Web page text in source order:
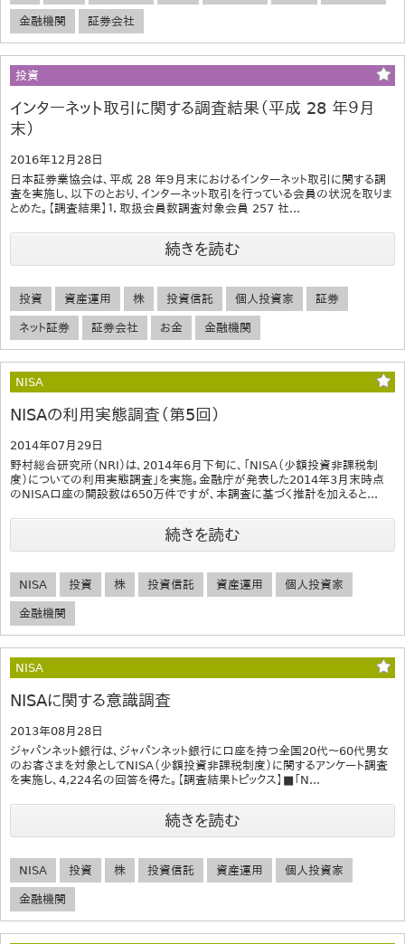
金融機関 証券会社
投資
インターネット取引に関する調査結果（平成 28 年９月
末）
2016年12月28日
日本証券業協会は、平成 28 年９月末におけるインターネット取引に関する調
査を実施し、以下のとおり、インターネット取引を行っている会員の状況を取りま
とめた。【調査結果】１．取扱会員数調査対象会員 257 社...
続きを読む
投資 資産運用 株 投資信託 個人投資家 証券
ネット証券 証券会社 お金 金融機関
NISA
NISAの利用実態調査（第5回）
2014年07月29日
野村総合研究所（NRI）は、2014年6月下旬に、「NISA（少額投資非課税制
度）についての利用実態調査」を実施。金融庁が発表した2014年3月末時点
のNISA口座の開設数は650万件ですが、本調査に基づく推計を加えると...
続きを読む
NISA 投資 株 投資信託 資産運用 個人投資家
金融機関
NISA
NISAに関する意識調査
2013年08月28日
ジャパンネット銀行は、ジャパンネット銀行に口座を持つ全国20代～60代男女
のお客さまを対象としてNISA（少額投資非課税制度）に関するアンケート調査
を実施し、4,224名の回答を得た。【調査結果トピックス】■「N...
続きを読む
NISA 投資 株 投資信託 資産運用 個人投資家
金融機関